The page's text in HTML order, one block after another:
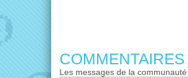
COMMENTAIRES
les messages de la communauté